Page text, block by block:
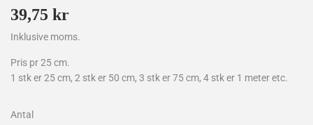
39,75 kr
kr
Inklusive moms.
Pris pr 25 cm.
1 stk er 25 cm, 2 stk er 50 cm, 3 stk er 75 cm, 4 stk er 1 meter etc.
Antal